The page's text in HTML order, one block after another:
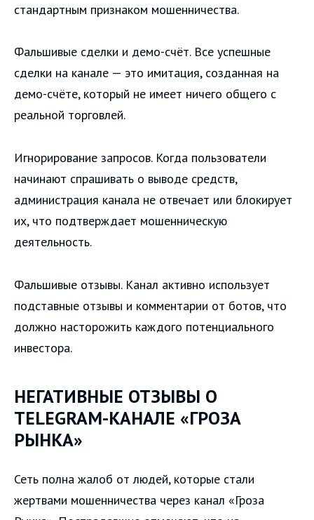
стандартным признаком мошенничества.
Фальшивые сделки и демо-счёт. Все успешные
сделки на канале — это имитация, созданная на
демо-счёте, который не имеет ничего общего с
реальной торговлей.
Игнорирование запросов. Когда пользователи
начинают спрашивать о выводе средств,
администрация канала не отвечает или блокирует
их, что подтверждает мошенническую
деятельность.
Фальшивые отзывы. Канал активно использует
подставные отзывы и комментарии от ботов, что
должно насторожить каждого потенциального
инвестора.
НЕГАТИВНЫЕ ОТЗЫВЫ О
TELEGRAM-КАНАЛЕ «ГРОЗА
РЫНКА»
Сеть полна жалоб от людей, которые стали
жертвами мошенничества через канал «Гроза